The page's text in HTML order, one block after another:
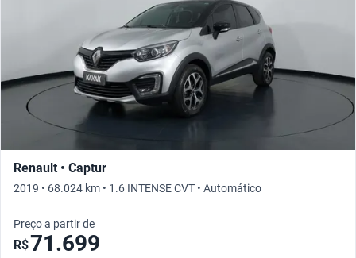
Renault • Captur
2019 • 68.024 km • 1.6 INTENSE CVT • Automático
Preço a partir de
R$71.699